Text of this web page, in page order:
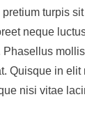
turpis
neque
Phasellus
Quisque in elit
nisi vitae